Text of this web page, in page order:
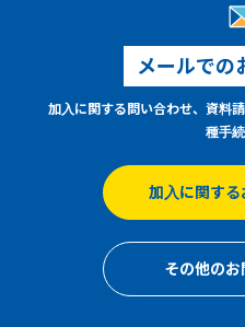
メールでの
加入に関する問い合わせ、資料
種手
加入に関す
その他の